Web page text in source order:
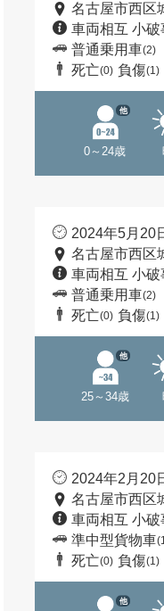
名古屋市西区
車両相互 小破
普通乗用車(2)
死亡(0) 負傷(1)
0～24歳
他
2024年5月20
名古屋市西区
車両相互 小破
普通乗用車(2)
死亡(0) 負傷(1)
25～34歳
他
2024年2月20
名古屋市西区
車両相互 小破
準中型貨物車
死亡(0) 負傷(1)
他